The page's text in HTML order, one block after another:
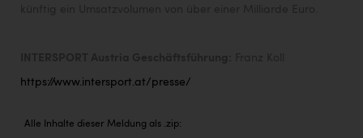
https://www.intersport.at/presse/
Alle Inhalte dieser Meldung als .zip: